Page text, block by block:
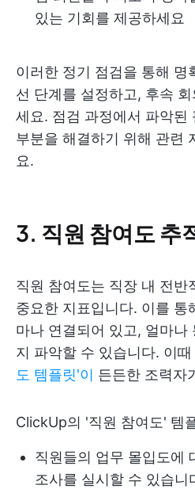
있는 기회를 제공하세요
이러한 정기 점검을 통해 명
선 단계를 설정하고, 후속
세요. 점검 과정에서 파악된
부분을 해결하기 위해 관련
요.
3. 직원 참여도 추
직원 참여도는 직장 내 전반
중요한 지표입니다. 이를 통
마나 연결되어 있고, 얼마나
지 파악할 수 있습니다. 이때
도 템플릿'이 든든한 조력자
ClickUp의 '직원 참여도' 템
직원들의 업무 몰입도에
조사를 실시할 수 있습니